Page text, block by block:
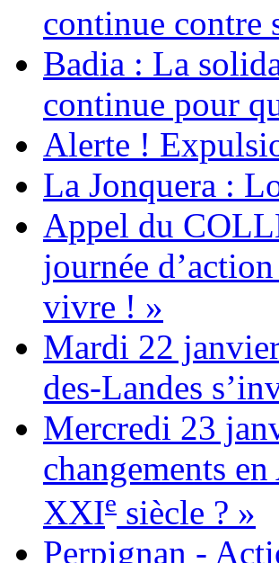
continue contre
Badia : La
continue pour
Alerte !
La Jonquera :
Appel du
journée
vivre ! »
Mardi 22
des-Landes
Mercredi 23
changements
XXIe siècle ? »
Perpignan -